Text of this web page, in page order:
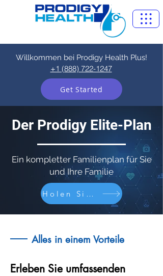
Willkommen bei Prodigy Health Plus!
+1 (888) 722-1247
Get Started
Der Prodigy Elite-Plan
Ein kompletter Familienplan für Sie
und Ihre Familie
Holen Sie sich den Elite-Plan
Alles in einem Vorteile
Erleben Sie umfassenden